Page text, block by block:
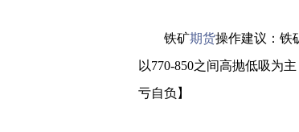
铁矿期货操作建议：铁
以770-850之间高抛低吸为
亏自负】